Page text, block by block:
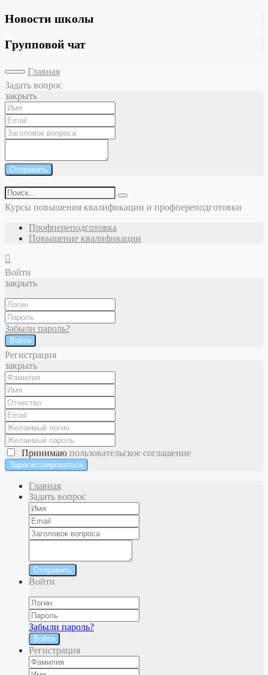
Новости школы
Групповой чат
Главная
Задать вопрос
закрыть
Отправить
Курсы повышения квалификации и профпереподготовки
Профпереподготовка
Повышение квалификации
Войти
закрыть
Забыли пароль?
Войти
Регистрация
закрыть
Принимаю пользовательское соглашение
Главная
Задать вопрос
Отправить
Войти
Забыли пароль?
Войти
Регистрация